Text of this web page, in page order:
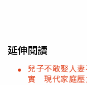
延伸閱讀
兒子不敢娶人
實 現代家庭壓